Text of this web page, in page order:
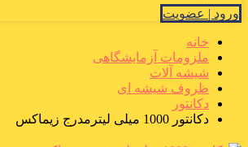
ورود | عضویت
خانه
ملزومات آزمایشگاهی
شیشه آلات
ظروف شیشه ای
دکانتور
دکانتور 1000 میلی لیترمدرج زیماکس